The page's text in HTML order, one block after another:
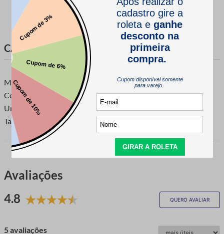
CARACTERÍSTICAS DO PRODUTO
Marca: Corozita
Composição: Resina Poliéster
Unidade de Venda: Embalagem com 24 unidades
Tamanho: 21 Milímetros.
Avaliações
4.8
QUERO AVALIAR
5 avaliações